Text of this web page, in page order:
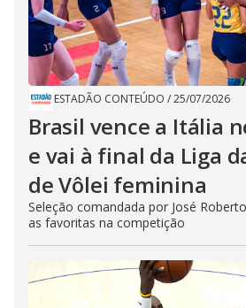
ESTADÃO CONTEÚDO /25/07/2026
Brasil vence a Itália
e vai à final da Liga
de Vôlei feminina
Seleção comandada por José
as favoritas na competição